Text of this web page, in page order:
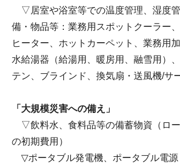
▽居室や浴室等での温度管理、湿度
備・物品等：業務用スポットクーラー
ヒーター、ホットカーペット、業務用
水給湯器（給湯用、暖房用、融雪用）
テン、ブラインド、換気扇・送風機/サ
「大規模災害への備え」
▽飲料水、食料品等の備蓄物資（ロー
の初期費用）
▽ポータブル発電機、ポータブル電源